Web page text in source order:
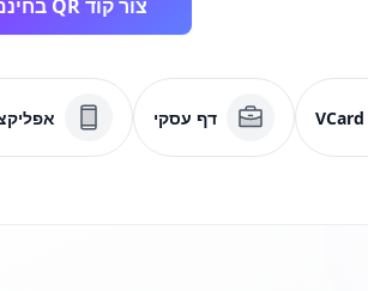
צור קוד QR בחינם
VCard דף עסקי